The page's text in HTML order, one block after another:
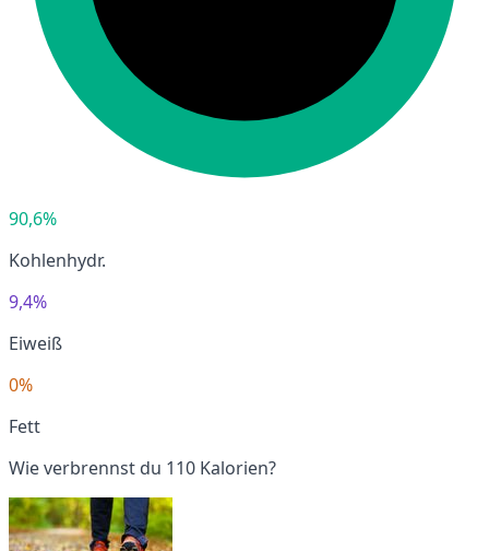
90,6%
Kohlenhydr.
9,4%
Eiweiß
0%
Fett
Wie verbrennst du 110 Kalorien?